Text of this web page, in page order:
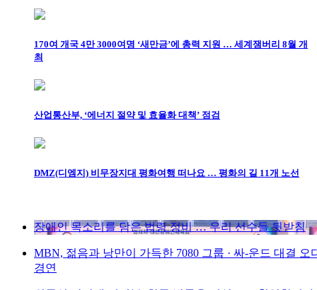
170여 개국 4만 3000여명 ‘새만금’에 총력 지원 … 세계잼버리 8월 개
최
산업통산부, ‘에너지 절약 및 효율화 대책’ 점검
DMZ(디엠지) 비무장지대 평화여행 떠나요 … 평화의 길 11개 노선
장애인 목소리를 담은 법령 정비 … 우리 선수들 뒷받침
MBN, 젊음과 낭만이 가득한 7080 그룹 · 싸-운드 대결 오
경연